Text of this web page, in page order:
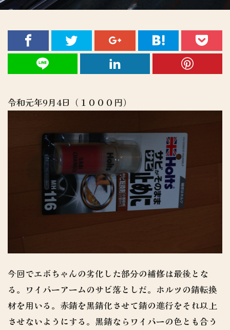
令和元年9月4日（１０００円）
今回でエボちゃんの劣化した部分の補修は最後とな
る。ワイパーアームのサビ落としだ。ホルツの錆転換
材を用いる。赤錆を黒錆化させて錆の進行をそれ以上
させないようにする。黒錆ならワイパーの色とも合う